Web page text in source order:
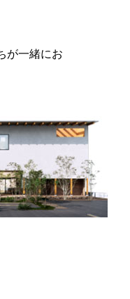
が一緒にお